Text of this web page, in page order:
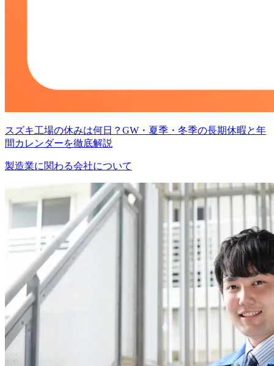
スズキ工場の休みは何日？GW・夏季・冬季の長期休暇と年
間カレンダーを徹底解説
製造業に関わる会社について